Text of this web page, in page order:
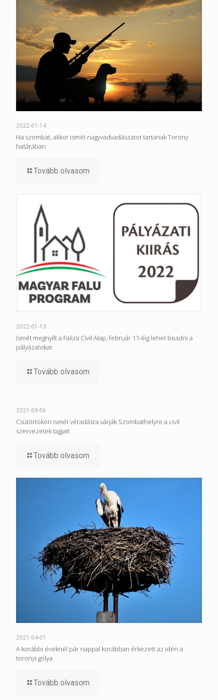
2022-01-14
Ha szombat, akkor ismét nagyvadvadászatot tartanak Torony
határában
Tovább olvasom
2022-01-13
Ismét megnyílt a Falusi Civil Alap, február 11-éig lehet beadni a
pályázatokat
Tovább olvasom
2021-09-06
Csütörtökön ismét véradásra várják Szombathelyre a civil
szervezetek tagjait
Tovább olvasom
2021-04-01
A korábbi éveknél pár nappal korábban érkezett az idén a
toronyi gólya
Tovább olvasom